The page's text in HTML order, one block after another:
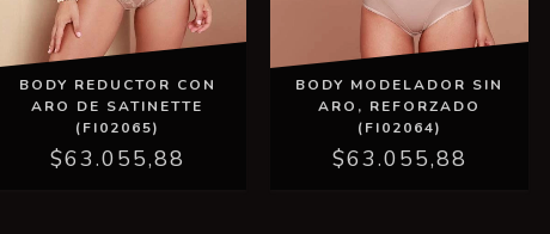
BODY REDUCTOR CON
ARO DE SATINETTE
(FI02065)
$63.055,88
BODY MODELADOR SIN
ARO, REFORZADO
(FI02064)
$63.055,88